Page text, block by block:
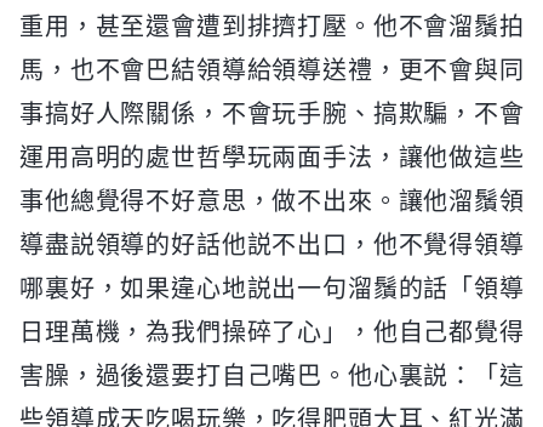
重用，甚至還會遭到排擠打壓。他不會溜鬚拍
馬，也不會巴結領導給領導送禮，更不會與同
事搞好人際關係，不會玩手腕、搞欺騙，不會
運用高明的處世哲學玩兩面手法，讓他做這些
事他總覺得不好意思，做不出來。讓他溜鬚領
導盡説領導的好話他説不出口，他不覺得領導
哪裏好，如果違心地説出一句溜鬚的話「領導
日理萬機，為我們操碎了心」，他自己都覺得
害臊，過後還要打自己嘴巴。他心裏説：「這
些領導成天吃喝玩樂，吃得肥頭大耳、紅光滿